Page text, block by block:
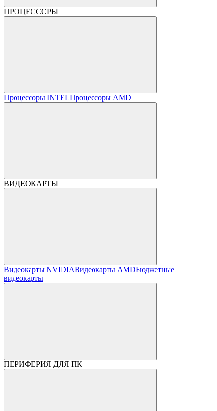
ПРОЦЕССОРЫ
Процессоры INTELПроцессоры AMD
ВИДЕОКАРТЫ
Видеокарты NVIDIAВидеокарты AMDБюджетные
видеокарты
ПЕРИФЕРИЯ ДЛЯ ПК